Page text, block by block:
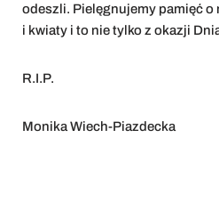
odeszli. Pielęgnujemy pamięć o
i kwiaty i to nie tylko z okazji
R.I.P.
Monika Wiech-Piazdecka